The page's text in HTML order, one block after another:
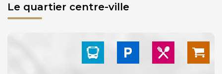
Le quartier centre-ville